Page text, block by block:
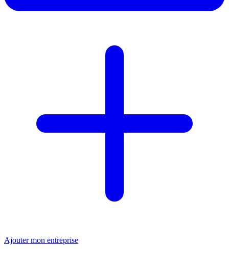
Ajouter mon entreprise